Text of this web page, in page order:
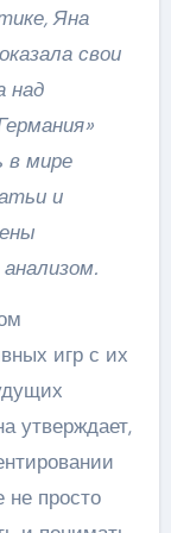
Яна
свои
над
в мире
и
игр с их
утверждает,
не просто